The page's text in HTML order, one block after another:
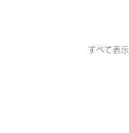
すべて表示